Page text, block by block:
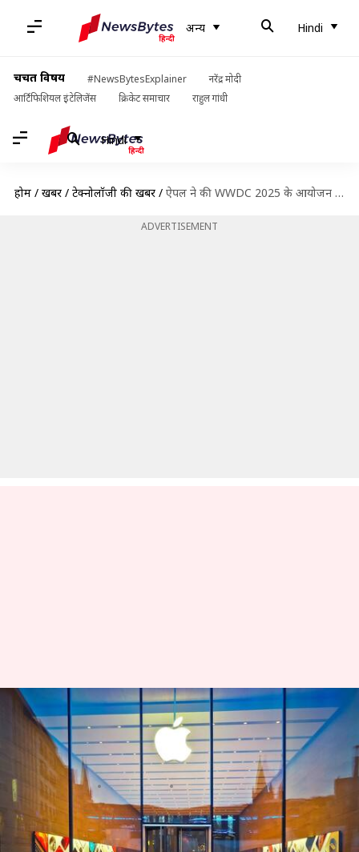
अन्य Hindi
चर्चित विषय #NewsBytesExplainer
नरेंद्र मोदी
आर्टिफिशियल इंटेलिजेंस
क्रिकेट समाचार राहुल गांधी
Hindi
होम / खबरें / टेक्नोलॉजी की खबरें / ऐपल ने की WWDC 2025 के आयोजन की घोषणा, जानिए कहां देख सकेंगे
ADVERTISEMENT
ऐपल ने की WWDC 2025 के
आयोजन की घोषणा, जानिए कहां
देख सकेंगे
दिनेश चंद शर्मा Mar 26, 2025 11:42 am
क्या है खबर?